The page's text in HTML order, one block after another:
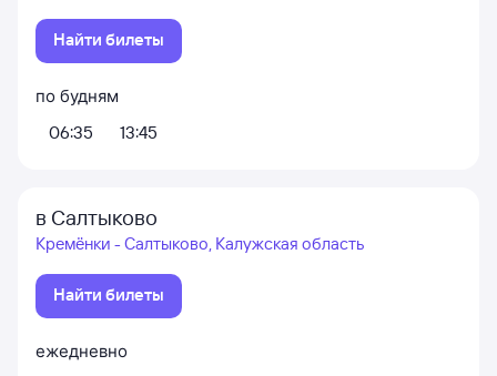
Найти билеты
по будням
06:35
13:45
в Салтыково
Кремёнки - Салтыково, Калужская область
Найти билеты
ежедневно